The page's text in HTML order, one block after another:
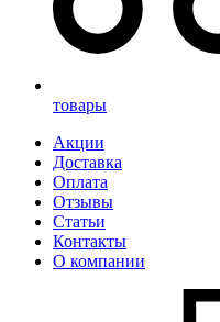
товары
Акции
Доставка
Оплата
Отзывы
Статьи
Контакты
О компании